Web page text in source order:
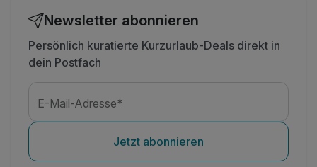
Newsletter abonnieren
Persönlich kuratierte Kurzurlaub-Deals direkt in
dein Postfach
E-Mail-Adresse*
Jetzt abonnieren